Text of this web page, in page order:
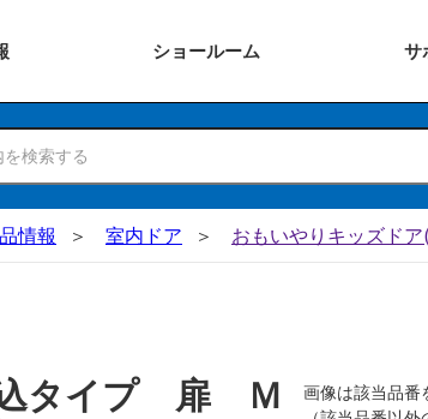
ショールーム サ
情報 室内ドア おもいやりキッズド
タイプ 扉 Ｍ
画像は該当品番